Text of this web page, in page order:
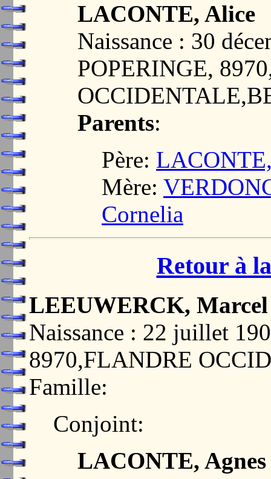
LACONTE, Alice
Naissance : 30
POPERINGE,
Parents:
Père:
Mère:
Cornelia
Retour à
LEEUWERCK, Marcel
Naissance : 22 juillet
8970,FLANDRE
Famille:
Conjoint:
LACONTE, Agnes